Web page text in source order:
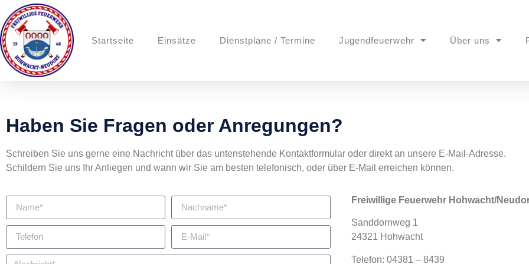
Startseite Einsätze Dienstpläne / Termine Jugendfeuerwehr Über uns
Haben Sie Fragen oder Anregungen?
Schreiben Sie uns gerne eine Nachricht über das untenstehende Kontaktformular oder direkt an unsere E-Mail-Adresse.
Schildern Sie uns Ihr Anliegen und wann wir Sie am besten telefonisch, oder über E-Mail erreichen können.
Freiwillige Feuerwehr Hohwacht/
Sanddornweg 1
24321 Hohwacht
Telefon: 04381 – 8439